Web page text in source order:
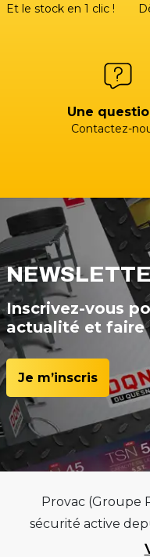
Et le stock en 1 clic !
Une
Contactez-
Inscrivez-vous
actualité et faire
Je m’inscris
Provac (Groupe
sécurité active
équipements